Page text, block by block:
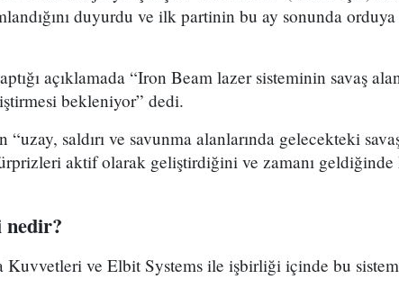
duyurdu ve ilk partinin bu ay sonunda
açıklamada “Iron Beam lazer sisteminin savaş
bekleniyor” dedi.
“uzay, saldırı ve savunma alanlarında gelecekteki
aktif olarak geliştirdiğini ve zamanı
nedir?
Kuvvetleri ve Elbit Systems ile işbirliği içinde bu